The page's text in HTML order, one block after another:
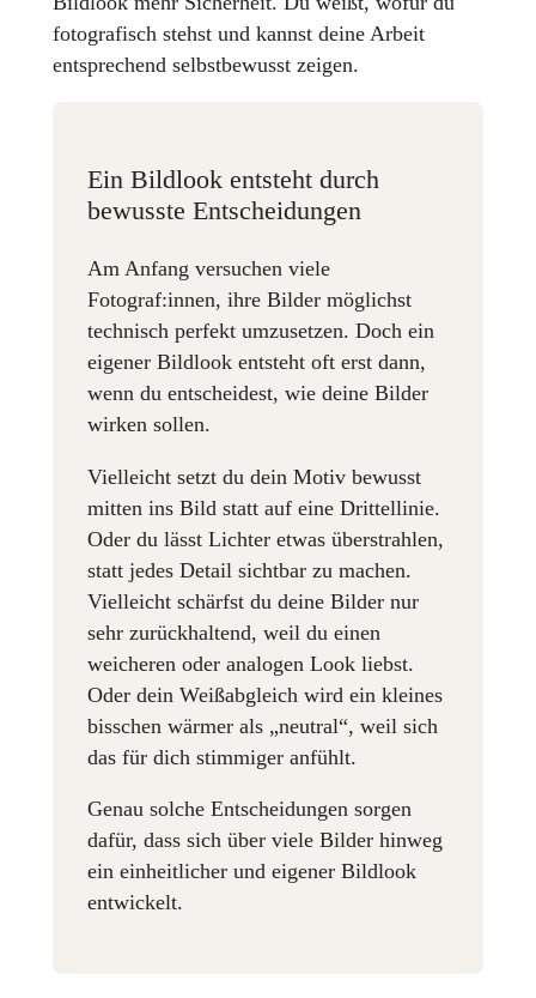
fotografisch stehst und kannst deine Arbeit
entsprechend selbstbewusst zeigen.
Ein Bildlook entsteht durch
bewusste Entscheidungen
Am Anfang versuchen viele
Fotograf:innen, ihre Bilder möglichst
technisch perfekt umzusetzen. Doch ein
eigener Bildlook entsteht oft erst dann,
wenn du entscheidest, wie deine Bilder
wirken sollen.
Vielleicht setzt du dein Motiv bewusst
mitten ins Bild statt auf eine Drittellinie.
Oder du lässt Lichter etwas überstrahlen,
statt jedes Detail sichtbar zu machen.
Vielleicht schärfst du deine Bilder nur
sehr zurückhaltend, weil du einen
weicheren oder analogen Look liebst.
Oder dein Weißabgleich wird ein kleines
bisschen wärmer als „neutral“, weil sich
das für dich stimmiger anfühlt.
Genau solche Entscheidungen sorgen
dafür, dass sich über viele Bilder hinweg
ein einheitlicher und eigener Bildlook
entwickelt.